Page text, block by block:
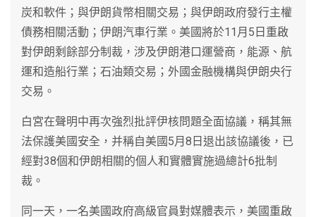
炭和軟件；與伊朗貨幣相關交易；與伊朗政府發行主權
債務相關活動；伊朗汽車行業。美國將於11月5日重啟
對伊朗剩餘部分制裁，涉及伊朗港口運營商，能源、航
運和造船行業；石油類交易；外國金融機構與伊朗央行
交易。
白宮在聲明中再次強烈批評伊核問題全面協議，稱其無
法保護美國安全，并稱自美國5月8日退出該協議後，已
經對38個和伊朗相關的個人和實體實施過總計6批制
裁。
同一天，一名美國政府高級官員對媒體表示，美國重啟